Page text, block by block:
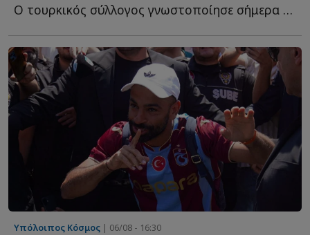
Ο τουρκικός σύλλογος γνωστοποίησε σήμερα (6/8) ότι ο Α...
Υπόλοιπος Κόσμος | 06/08 - 16:30